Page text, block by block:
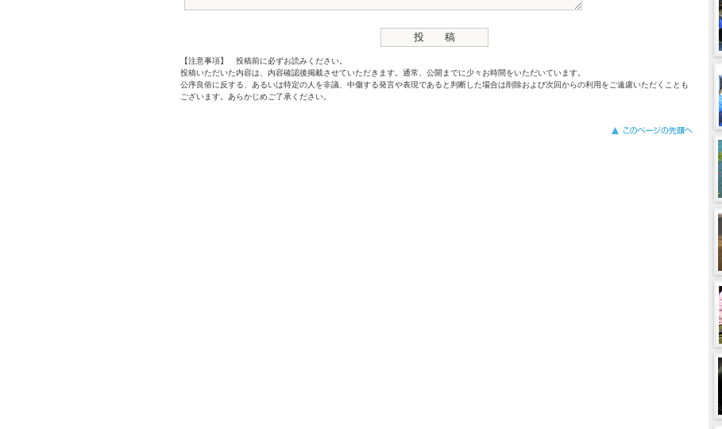
【注意事項】 投稿前に必ずお読みください。
投稿いただいた内容は、内容確認後掲載させていただきます。通常、公開までに少々お時間をいただいています。
公序良俗に反する、あるいは特定の人を非議、中傷する発言や表現であると判断した場合は削除および次回からの利用をご遠慮いただくことも
ございます。あらかじめご了承ください。